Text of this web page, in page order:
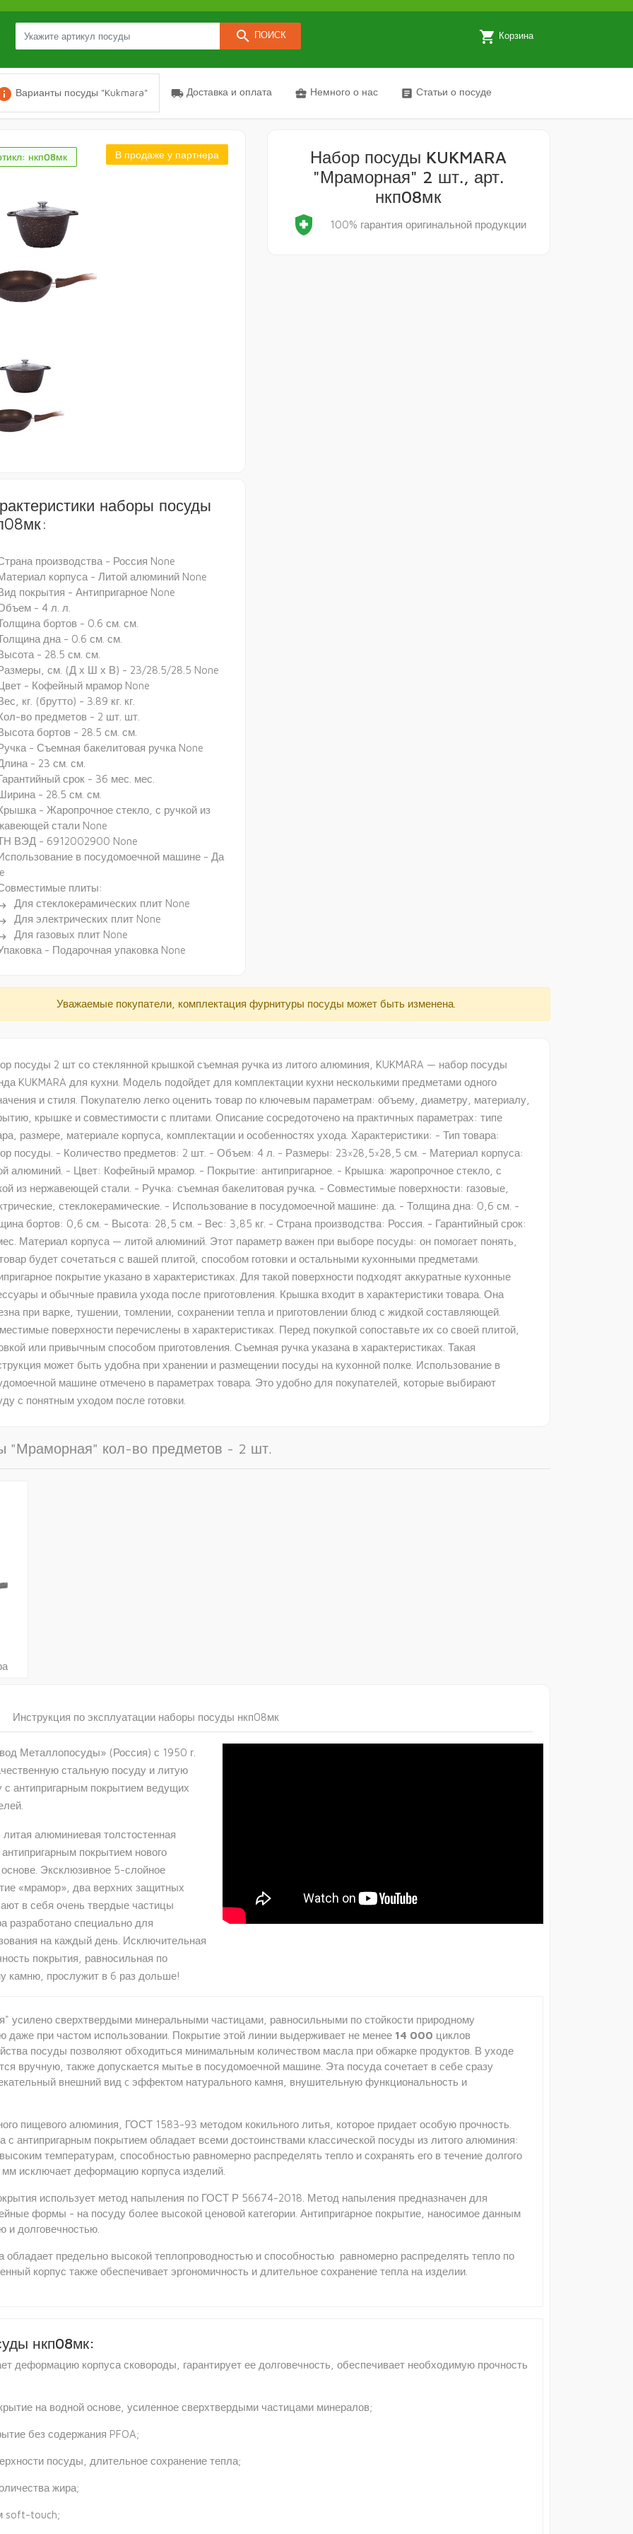
search ПОИСК local_grocery_store Корзина
Варианты посуды "Kukmara" local_shipping Доставка и оплата business_center Немного о нас article Статьи о посуде
нкп08мк В продаже у партнера
Набор посуды KUKMARA
"Мраморная" 2 шт., арт.
нкп08мк
health_and_safety 100% гарантия оригинальной продукции
наборы посуды
производства - Россия None
корпуса - Литой алюминий None
покрытия - Антипригарное None
- 4 л. л.
бортов - 0.6 см. см.
дна - 0.6 см. см.
- 28.5 см. см.
см. (Д х Ш х В) - 23/28.5/28.5 None
- Кофейный мрамор None
кг. (брутто) - 3.89 кг. кг.
во предметов - 2 шт. шт.
бортов - 28.5 см. см.
- Съемная бакелитовая ручка None
- 23 см. см.
срок - 36 мес. мес.
- 28.5 см. см.
- Жаропрочное стекло, с ручкой из
стали None
ВЭД - 6912002900 None
в посудомоечной машине - Да
плиты:
Для стеклокерамических плит None
Для электрических плит None
Для газовых плит None
- Подарочная упаковка None
Уважаемые покупатели, комплектация фурнитуры посуды может быть изменена.
посуды 2 шт со стеклянной крышкой съемная ручка из литого алюминия, KUKMARA — набор посуды
KUKMARA для кухни. Модель подойдет для комплектации кухни несколькими предметами одного
и стиля. Покупателю легко оценить товар по ключевым параметрам: объему, диаметру, материалу,
крышке и совместимости с плитами. Описание сосредоточено на практичных параметрах: типе
размере, материале корпуса, комплектации и особенностях ухода. Характеристики: - Тип товара:
посуды. - Количество предметов: 2 шт. - Объем: 4 л. - Размеры: 23×28,5×28,5 см. - Материал корпуса:
алюминий. - Цвет: Кофейный мрамор. - Покрытие: антипригарное. - Крышка: жаропрочное стекло, с
из нержавеющей стали. - Ручка: съемная бакелитовая ручка. - Совместимые поверхности: газовые,
стеклокерамические. - Использование в посудомоечной машине: да. - Толщина дна: 0,6 см. -
бортов: 0,6 см. - Высота: 28,5 см. - Вес: 3,85 кг. - Страна производства: Россия. - Гарантийный срок:
Материал корпуса — литой алюминий. Этот параметр важен при выборе посуды: он помогает понять,
будет сочетаться с вашей плитой, способом готовки и остальными кухонными предметами.
покрытие указано в характеристиках. Для такой поверхности подходят аккуратные кухонные
и обычные правила ухода после приготовления. Крышка входит в характеристики товара. Она
при варке, тушении, томлении, сохранении тепла и приготовлении блюд с жидкой составляющей.
поверхности перечислены в характеристиках. Перед покупкой сопоставьте их со своей плитой,
или привычным способом приготовления. Съемная ручка указана в характеристиках. Такая
может быть удобна при хранении и размещении посуды на кухонной полке. Использование в
машине отмечено в параметрах товара. Это удобно для покупателей, которые выбирают
с понятным уходом после готовки.
"Мраморная" кол-во предметов - 2 шт.
Инструкция по эксплуатации наборы посуды нкп08мк
Металлопосуды» (Россия) с 1950 г.
стальную посуду и литую
антипригарным покрытием ведущих
алюминиевая толстостенная
покрытием нового
Эксклюзивное 5-слойное
«мрамор», два верхних защитных
в себя очень твердые частицы
разработано специально для
на каждый день. Исключительная
покрытия, равносильная по
камню, прослужит в 6 раз дольше!
усилено сверхтвердыми минеральными частицами, равносильными по стойкости природному
даже при частом использовании. Покрытие этой линии выдерживает не менее 14 000 циклов
посуды позволяют обходиться минимальным количеством масла при обжарке продуктов. В уходе
вручную, также допускается мытье в посудомоечной машине. Эта посуда сочетает в себе сразу
внешний вид c эффектом натурального камня, внушительную функциональность и
пищевого алюминия, ГОСТ 1583-93 методом кокильного литья, которое придает особую прочность.
с антипригарным покрытием обладает всеми достоинствами классической посуды из литого алюминия:
температурам, способностью равномерно распределять тепло и сохранять его в течение долгого
исключает деформацию корпуса изделий.
использует метод напыления по ГОСТ Р 56674-2018. Метод напыления предназначен для
формы - на посуду более высокой ценовой категории. Антипригарное покрытие, наносимое данным
и долговечностью.
обладает предельно высокой теплопроводностью и способностью равномерно распределять тепло по
корпус также обеспечивает эргономичность и длительное сохранение тепла на изделии.
нкп08мк:
деформацию корпуса сковороды, гарантирует ее долговечность, обеспечивает необходимую прочность
на водной основе, усиленное сверхтвердыми частицами минералов;
без содержания PFOA;
посуды, длительное сохранение тепла;
жира;
soft-touch;